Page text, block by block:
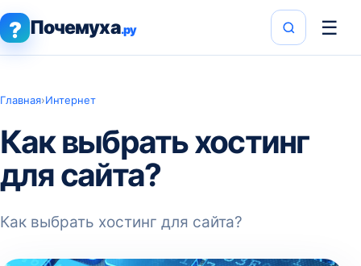
? Почемуха.ру ☰
Главная›Интернет
Как выбрать хостинг
для сайта?
Как выбрать хостинг для сайта?